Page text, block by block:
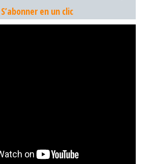
S’abonner en un clic